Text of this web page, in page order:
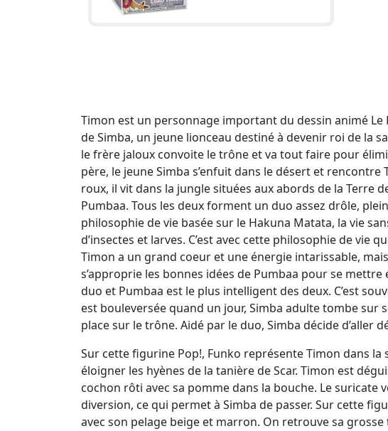
Timon est un personnage important du dessin animé Le
de Simba, un jeune lionceau destiné à devenir roi de la
le frère jaloux convoite le trône et va tout faire pour
père, le jeune Simba s’enfuit dans le désert et
roux, il vit dans la jungle situées aux abords de la Terre
Pumbaa. Tous les deux forment un duo assez drôle,
philosophie de vie basée sur le Hakuna Matata, la vie
d’insectes et larves. C’est avec cette philosophie de vie
Timon a un grand coeur et une énergie intarissable,
s’approprie les bonnes idées de Pumbaa pour se
duo et Pumbaa est le plus intelligent des deux. C’est
est bouleversée quand un jour, Simba adulte tombe sur
place sur le trône. Aidé par le duo, Simba décide d’aller
Sur cette figurine Pop!, Funko représente Timon dans
éloigner les hyènes de la tanière de Scar. Timon est
cochon rôti avec sa pomme dans la bouche. Le
diversion, ce qui permet à Simba de passer. Sur cette
avec son pelage beige et marron. On retrouve sa